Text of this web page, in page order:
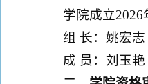
学院成立
组 长：姚宏志
成 员：刘玉